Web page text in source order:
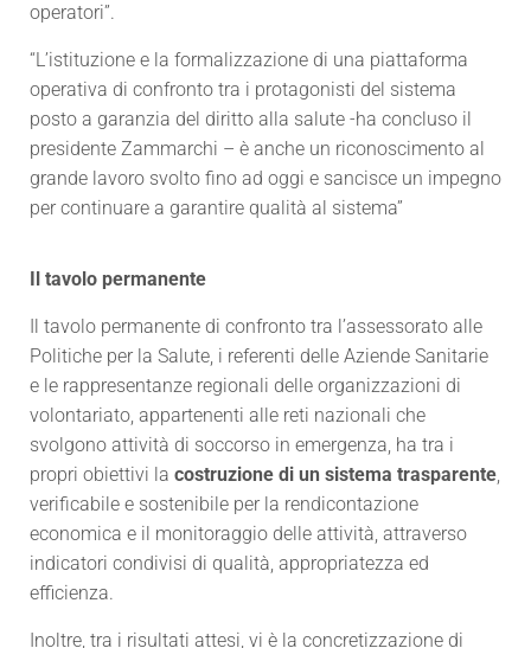
operatori”.
“L’istituzione e la formalizzazione di una piattaforma
operativa di confronto tra i protagonisti del sistema
posto a garanzia del diritto alla salute -ha concluso il
presidente Zammarchi – è anche un riconoscimento al
grande lavoro svolto fino ad oggi e sancisce un impegno
per continuare a garantire qualità al sistema”
Il tavolo permanente
Il tavolo permanente di confronto tra l’assessorato alle
Politiche per la Salute, i referenti delle Aziende Sanitarie
e le rappresentanze regionali delle organizzazioni di
volontariato, appartenenti alle reti nazionali che
svolgono attività di soccorso in emergenza, ha tra i
propri obiettivi la costruzione di un sistema trasparente,
verificabile e sostenibile per la rendicontazione
economica e il monitoraggio delle attività, attraverso
indicatori condivisi di qualità, appropriatezza ed
efficienza.
Inoltre, tra i risultati attesi, vi è la concretizzazione di